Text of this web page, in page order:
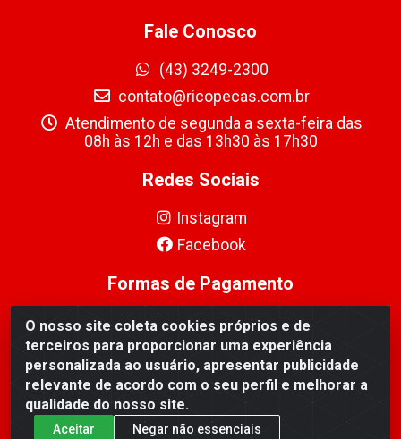
O nosso site coleta cookies próprios e de
terceiros para proporcionar uma experiência
personalizada ao usuário, apresentar publicidade
relevante de acordo com o seu perfil e melhorar a
qualidade do nosso site.
Aceitar Negar não essenciais
Fale Conosco
(43) 3249-2300
contato@ricopecas.com.br
Atendimento de segunda a sexta-feira das
08h às 12h e das 13h30 às 17h30
Redes Sociais
Instagram
Facebook
Formas de Pagamento
Ricopeças Comércio de componentes Eletrônicos Ltda -
Rua Alicio Francisco Mafra, 968 - Jardim Taroba,
Cambé/PR - CEP 86.191-390 - CNPJ 06.241.208/0001-